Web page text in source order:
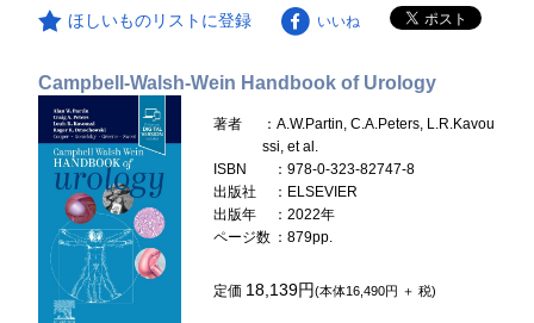
ほしいものリストに登録 いいね
Campbell-Walsh-Wein Handbook of Urology
著者
：A.W.Partin, C.A.Peters, L.R.Kavou
ssi, et al.
ISBN
：978-0-323-82747-8
出版社
：ELSEVIER
出版年
：2022年
ページ数 ：879pp.
定価 18,139円(本体16,490円 ＋ 税)